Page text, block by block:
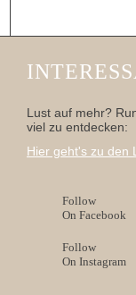
Lust auf mehr?
viel zu entdecken:
Hier geht's zu den
Follow
On Facebook
Follow
On Instagram